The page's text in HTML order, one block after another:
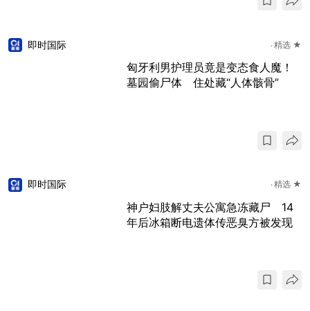
即时国际 精选 ★
匈牙利男护理员竟是变态食人魔！
墓园偷尸体 住处藏“人体骸骨”
即时国际 精选 ★
神户妇肢解丈夫公寓急冻藏尸 14
年后冰箱断电遗体传恶臭方被发现